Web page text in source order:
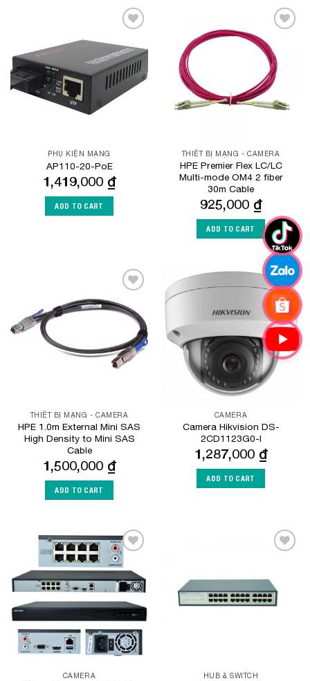
Wishlist
PHỤ KIỆN MẠNG
AP110-20-PoE
1,419,000 ₫
ADD TO CART
Wishlist
THIẾT BỊ MẠNG - CAMERA
HPE Premier Flex LC/LC
Multi-mode OM4 2 fiber
30m Cable
925,000 ₫
ADD TO CART
Add to
Wishlist
THIẾT BỊ MẠNG - CAMERA
HPE 1.0m External Mini SAS
High Density to Mini SAS
Cable
1,500,000 ₫
ADD TO CART
Add to
Wishlist
CAMERA
Camera Hikvision DS-
2CD1123G0-I
1,287,000 ₫
ADD TO CART
Add to
Wishlist
CAMERA HUB & SWITCH